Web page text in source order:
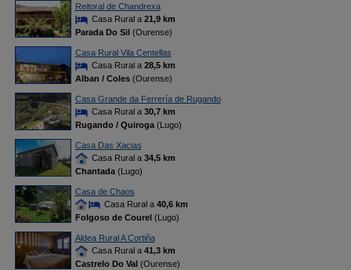
Reitoral de Chandrexa
Casa Rural a 21,9 km
Parada Do Sil(Ourense)
Casa Rural Vila Centellas
Casa Rural a 28,5 km
Alban / Coles(Ourense)
Casa Grande da Ferrería de Rugando
Casa Rural a 30,7 km
Rugando / Quiroga(Lugo)
Casa Das Xacias
Casa Rural a 34,5 km
Chantada(Lugo)
Casa de Chaos
Casa Rural a 40,6 km
Folgoso de Courel(Lugo)
Aldea Rural A Cortiña
Casa Rural a 41,3 km
Castrelo Do Val(Ourense)